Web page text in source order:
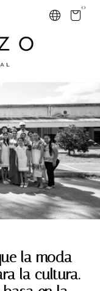
0
la moda
la cultura.